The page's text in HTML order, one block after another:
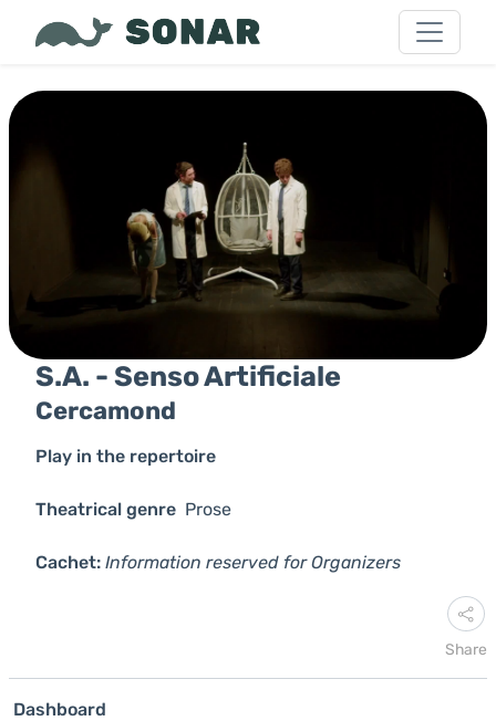
S.A. - Senso Artificiale
Cercamond
Play in the repertoire
Theatrical genre Prose
Cachet: Information reserved for Organizers
Share
Dashboard